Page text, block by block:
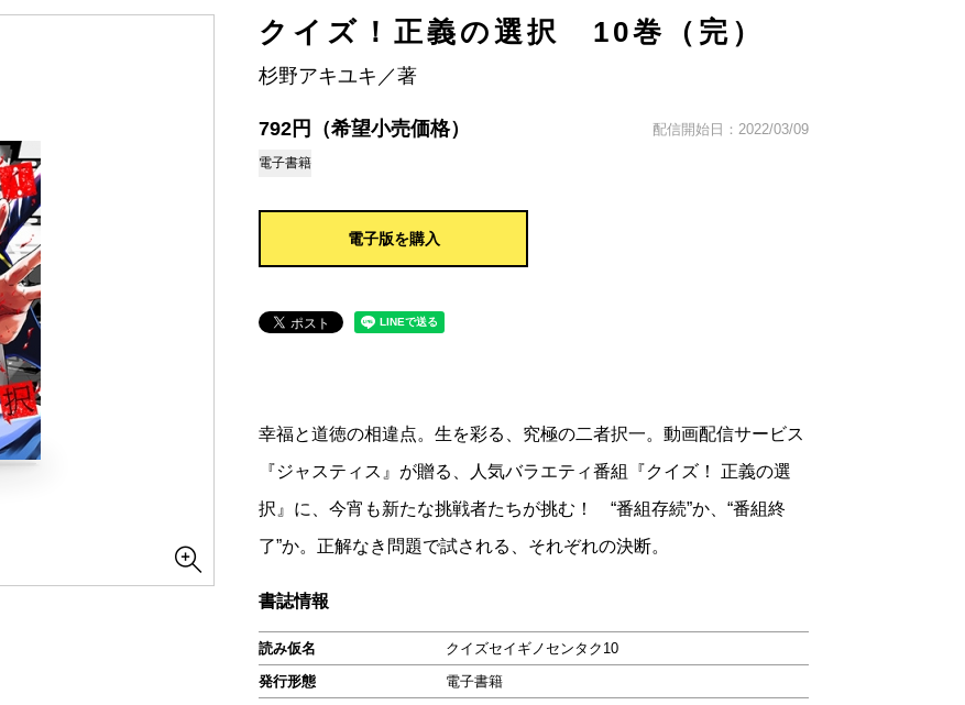
クイズ！正義の選択 10巻（完）
杉野アキユキ／著
792円（希望小売価格） 配信開始日：2022/03/09
電子書籍
電子版を購入
幸福と道徳の相違点。生を彩る、究極の二者択一。動画配信サービス
『ジャスティス』が贈る、人気バラエティ番組『クイズ！ 正義の選
択』に、今宵も新たな挑戦者たちが挑む！ “番組存続”か、“番組終
了”か。正解なき問題で試される、それぞれの決断。
書誌情報
読み仮名
クイズセイギノセンタク10
発行形態
電子書籍